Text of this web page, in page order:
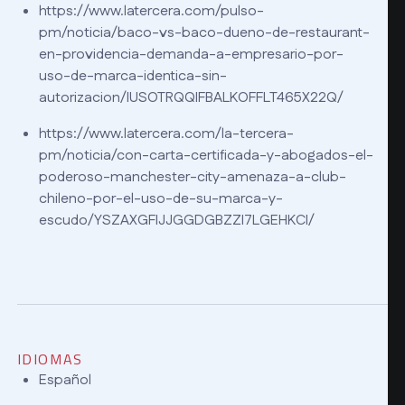
https://www.latercera.com/pulso-
pm/noticia/baco-vs-baco-dueno-de-restaurant-
en-providencia-demanda-a-empresario-por-
uso-de-marca-identica-sin-
autorizacion/IUSOTRQQIFBALKOFFLT465X22Q/
https://www.latercera.com/la-tercera-
pm/noticia/con-carta-certificada-y-abogados-el-
poderoso-manchester-city-amenaza-a-club-
chileno-por-el-uso-de-su-marca-y-
escudo/YSZAXGFIJJGGDGBZZI7LGEHKCI/
IDIOMAS
Español